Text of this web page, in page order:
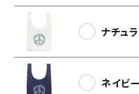
ナチュ
ネイビー